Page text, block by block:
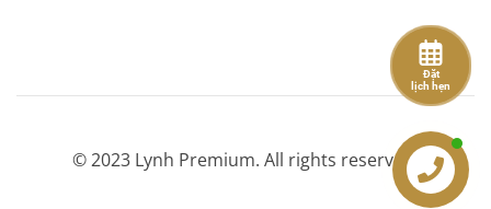
Đặt
lịch hẹn
Đặt
lịch hẹn
© 2023 Lynh Premium. All rights reserved.
Tư vấn